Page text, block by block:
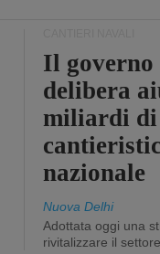
Il
delibera
miliardi
nazionale
Nuova Delhi
Adottata oggi una
rivitalizzare il settore